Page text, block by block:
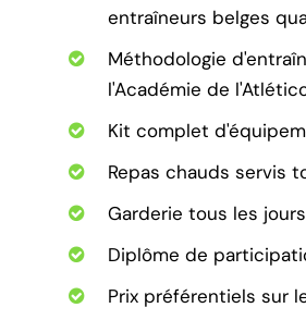
entraîneurs belges
Méthodologie
l'Académie de
Kit complet
Repas chauds servis
Garderie tous les
Diplôme de
Prix préférentiels sur